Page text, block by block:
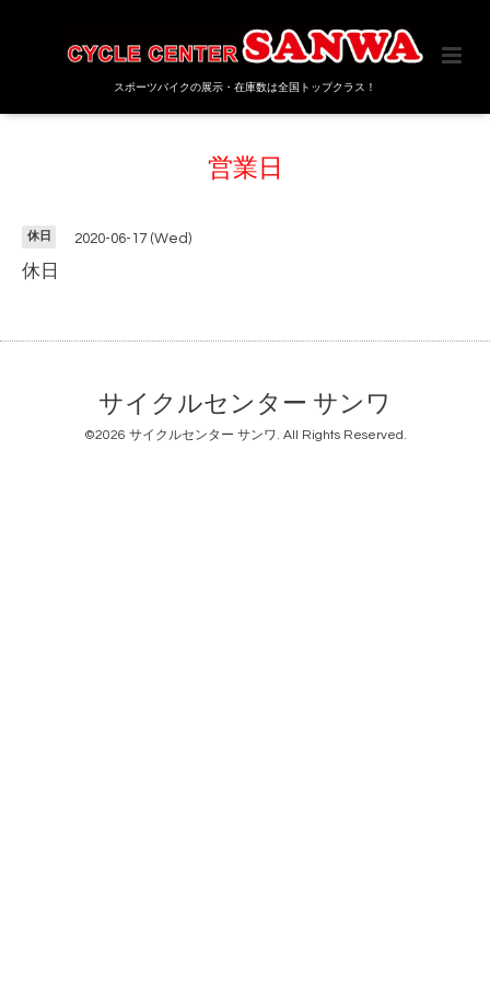
スポーツバイクの展示・在庫数は全国トップクラス！
営業日
休日 2020-06-17 (Wed)
休日
サイクルセンター サンワ
©2026 サイクルセンター サンワ. All Rights Reserved.